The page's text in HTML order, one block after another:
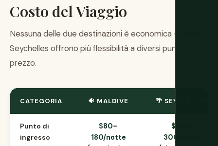
Costo del Viaggio
Nessuna delle due destinazioni è economica — ma le
Seychelles offrono più flessibilità a diversi punti di
prezzo.
CATEGORIA 🐠 MALDIVE 🌴 SEYCHELLES
Punto di
ingresso
$80–
180/notte
$150–
300/notte